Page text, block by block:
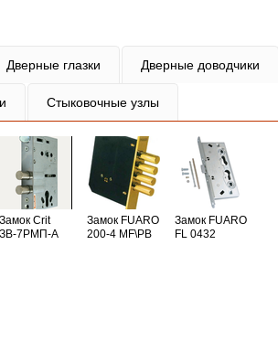
Дверные глазки Дверные доводчики
Стыковочные узлы
Замок Crit
ЗВ-7РМП-А
Замок FUARO
200-4 MF\РВ
Замок FUARO
FL 0432